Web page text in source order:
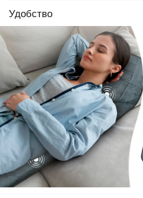
Удобство